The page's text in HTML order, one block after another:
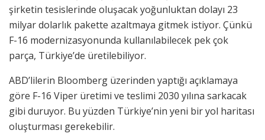
şirketin tesislerinde oluşacak yoğunluktan dolayı 23
milyar dolarlık pakette azaltmaya gitmek istiyor. Çünkü
F-16 modernizasyonunda kullanılabilecek pek çok
parça, Türkiye’de üretilebiliyor.
ABD’lilerin Bloomberg üzerinden yaptığı açıklamaya
göre F-16 Viper üretimi ve teslimi 2030 yılına sarkacak
gibi duruyor. Bu yüzden Türkiye’nin yeni bir yol haritası
oluşturması gerekebilir.